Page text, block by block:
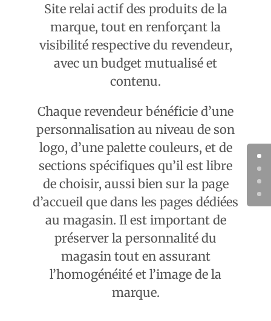
Site relai actif des produits de la
marque, tout en renforçant la
visibilité respective du revendeur,
avec un budget mutualisé et
contenu.
Chaque revendeur bénéficie d’une
personnalisation au niveau de son
logo, d’une palette couleurs, et de
sections spécifiques qu’il est libre
de choisir, aussi bien sur la page
d’accueil que dans les pages dédiées
au magasin. Il est important de
préserver la personnalité du
magasin tout en assurant
l’homogénéité et l’image de la
marque.